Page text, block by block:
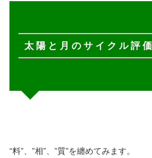
太 陽 と 月 の サ イ ク ル 評 価
“料”、”相”、”質”を纏めてみます。